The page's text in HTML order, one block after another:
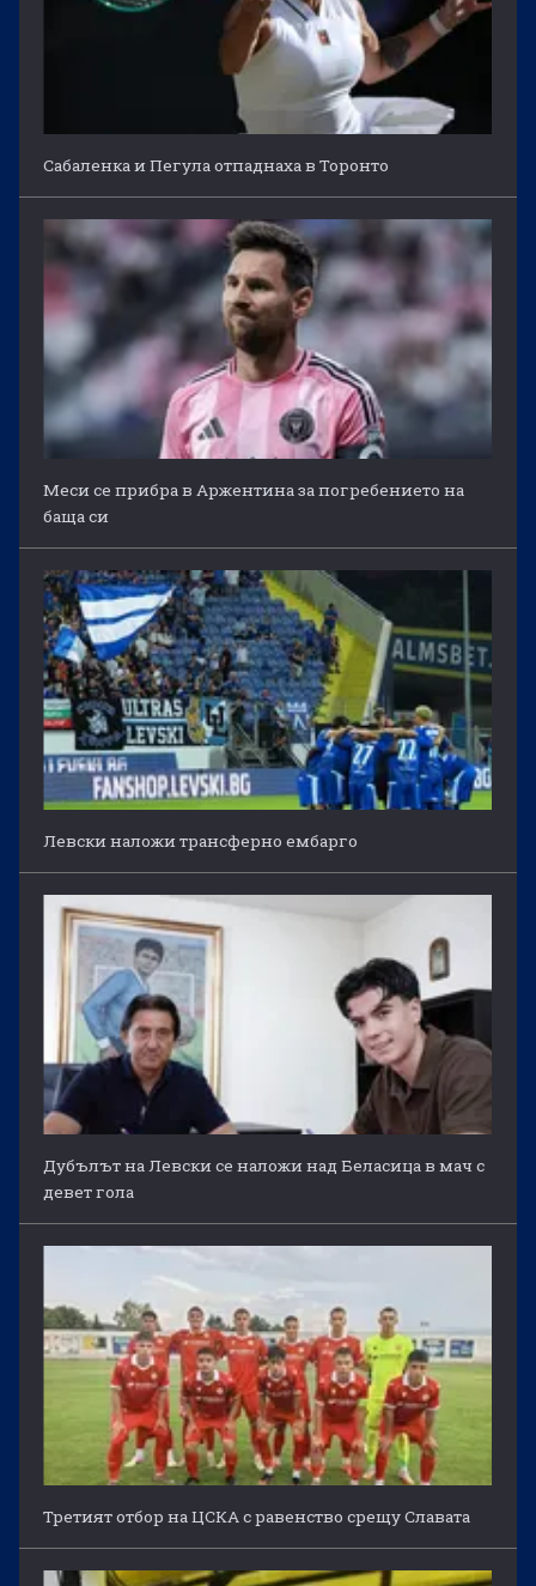
Сабаленка и Пегула отпаднаха в Торонто
Меси се прибра в Аржентина за погребението на
баща си
Левски наложи трансферно ембарго
Дубълът на Левски се наложи над Беласица в мач с
девет гола
Третият отбор на ЦСКА с равенство срещу Славата